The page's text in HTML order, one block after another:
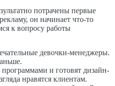
потрачены первые
он начинает что-то
к вопросу работы
девочки-менеджеры.
и готовят дизайн-
нравятся клиентам.